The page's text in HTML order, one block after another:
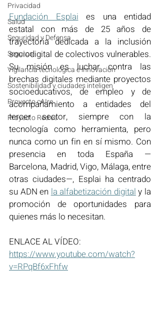
Privacidad
Salud
Seguridad y Defensa
Seguros
Vigilancia tecnológica e innovación
Sostenibilidad y ciudades inteligen
Proyecto cAIre
Proyecto Red.es
Fundación Esplai es una entidad
estatal con más de 25 años de
trayectoria dedicada a la inclusión
sociodigital de colectivos vulnerables.
Su misión es luchar contra las
brechas digitales mediante proyectos
socioeducativos, de empleo y de
acompañamiento a entidades del
tercer sector, siempre con la
tecnología como herramienta, pero
nunca como un fin en sí mismo. Con
presencia en toda España —
Barcelona, Madrid, Vigo, Málaga, entre
otras ciudades—, Esplai ha centrado
su ADN en la alfabetización digital y la
promoción de oportunidades para
quienes más lo necesitan.
ENLACE AL VÍDEO:
https://www.youtube.com/watch?
v=RPqBf6xFhfw